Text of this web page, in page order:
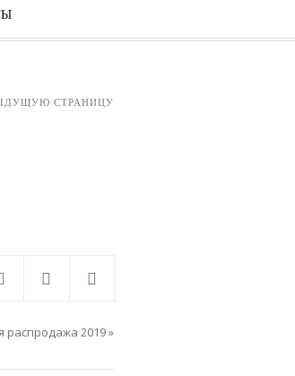
СТРАНИЦУ
распродажа 2019»